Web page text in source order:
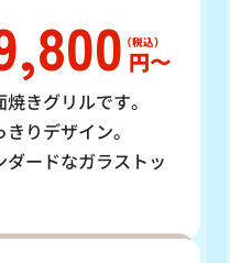
円〜
きグリルです。
りデザイン。
ードなガラストッ